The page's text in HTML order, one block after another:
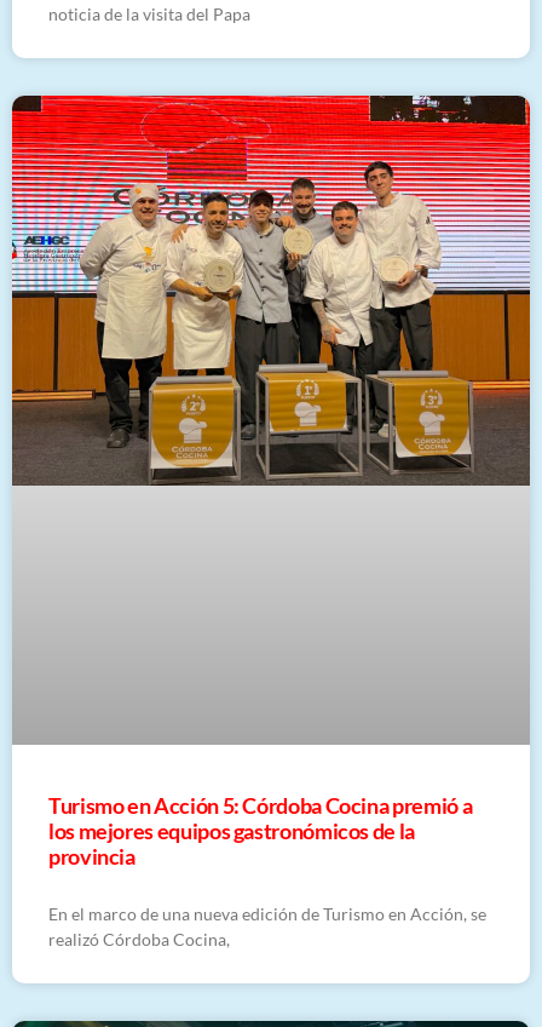
noticia de la visita del Papa
Turismo en Acción 5: Córdoba Cocina premió a
los mejores equipos gastronómicos de la
provincia
En el marco de una nueva edición de Turismo en Acción, se
realizó Córdoba Cocina,